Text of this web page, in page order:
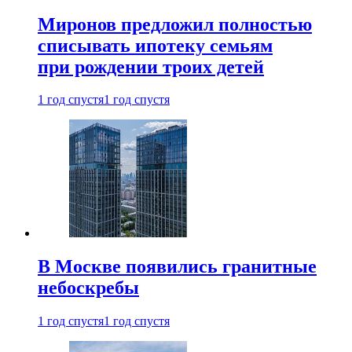
Миронов предложил полностью
списывать ипотеку семьям
при рождении троих детей
1 год спустя1 год спустя
В Москве появились гранитные
небоскребы
1 год спустя1 год спустя